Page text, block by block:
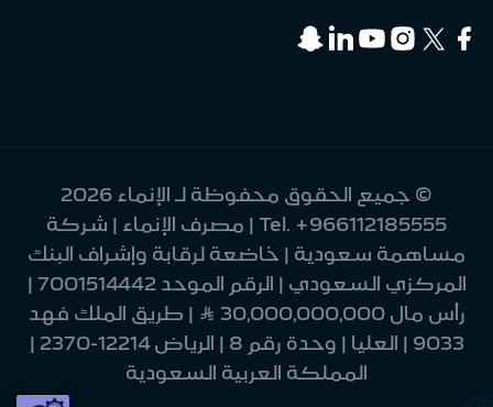
© جميع الحقوق محفوظة لـ الإنماء 2026
Tel. +966112185555
| مصرف الإنماء | شركة
مساهمة سعودية | خاضعة لرقابة وإشراف البنك
المركزي السعودي | الرقم الموحد 7001514442 |
رأس مال 30,000,000,000 Ʀ | طريق الملك فهد
9033 | العليا | وحدة رقم 8 | الرياض 12214-2370 |
المملكة العربية السعودية